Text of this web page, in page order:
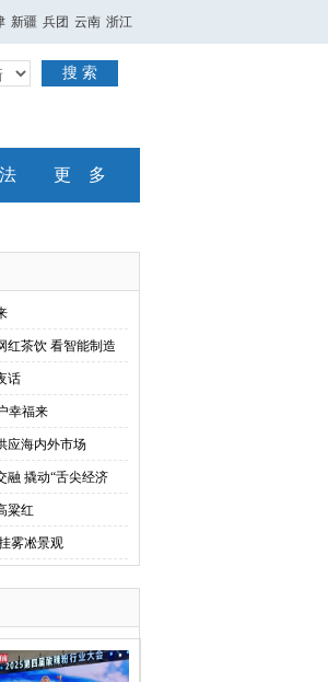
新疆 兵团 云南 浙江
搜 索
更 多
红茶饮 看智能制造
话
幸福来
应海内外市场
融 撬动“舌尖经济
粱红
雾凇景观